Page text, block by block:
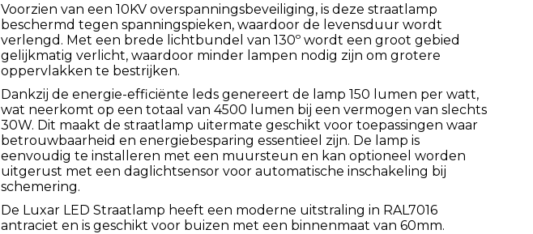
Voorzien van een 10KV overspanningsbeveiliging, is deze straatlamp
beschermd tegen spanningspieken, waardoor de levensduur wordt
verlengd. Met een brede lichtbundel van 130º wordt een groot gebied
gelijkmatig verlicht, waardoor minder lampen nodig zijn om grotere
oppervlakken te bestrijken.
Dankzij de energie-efficiënte leds genereert de lamp 150 lumen per watt,
wat neerkomt op een totaal van 4500 lumen bij een vermogen van slechts
30W. Dit maakt de straatlamp uitermate geschikt voor toepassingen waar
betrouwbaarheid en energiebesparing essentieel zijn. De lamp is
eenvoudig te installeren met een muursteun en kan optioneel worden
uitgerust met een daglichtsensor voor automatische inschakeling bij
schemering.
De Luxar LED Straatlamp heeft een moderne uitstraling in RAL7016
antraciet en is geschikt voor buizen met een binnenmaat van 60mm.